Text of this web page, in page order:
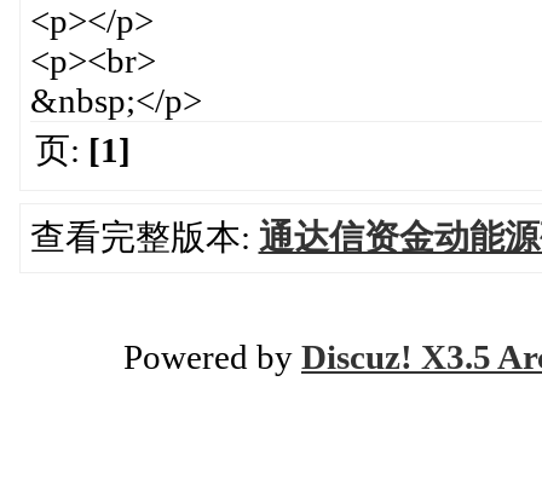
<p></p>
<p><br>
&nbsp;</p>
页: [1]
查看完整版本: 通达信资金动能
Powered by Discuz! X3.5